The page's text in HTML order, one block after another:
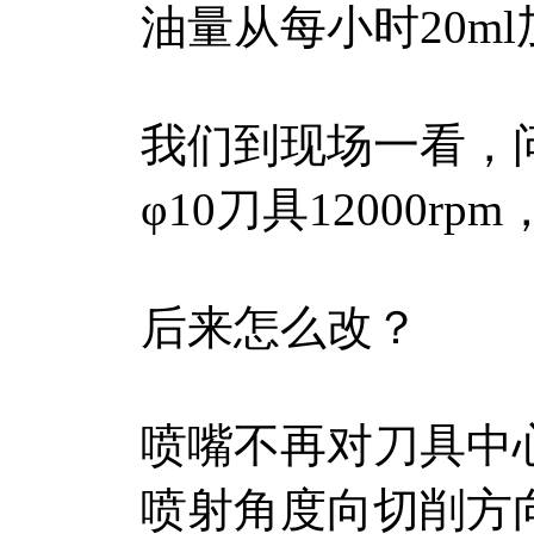
油量从每小时
我们到现场一看，
φ10刀具
后来怎么改？
喷嘴不再对刀具中
喷射角度向切削方